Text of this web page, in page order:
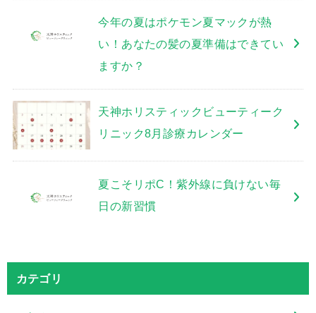
今年の夏はポケモン夏マックが熱
い！あなたの髪の夏準備はできてい
ますか？
天神ホリスティックビューティーク
リニック8月診療カレンダー
夏こそリポC！紫外線に負けない毎
日の新習慣
カテゴリ